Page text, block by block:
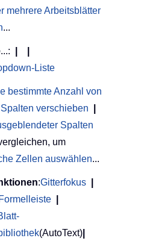
mehrere Arbeitsblätter
...
...:
Liste
bestimmte Anzahl von
Spalten verschieben
Spalten
um
Zellen auswählen...
:Gitterfokus
(AutoText)